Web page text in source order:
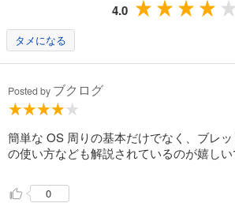
2-3 Raspberry Piを起動しよう
2-4 初期設定と動作確認を行おう
2-5 ネットワークを設定しよう
●第3章 デスクトップパソコンとして活用しよう
3-1 Raspberry Piとデスクトップパソコン
3-2 デスクトップOS ／サーバーOSの考え方
3-3 GUIの基本操作
3-4 フォルダとファイルの基本操作
3-5 アプリケーションを使いこなそう
3-6 Raspberry Pi OSの設定を変更しよう
●第4章 サーバーとして利用しよう
4.0
タメになる
Posted by ブクログ
簡単な OS 周りの基本だけでなく、ブレ
の使い方なども解説されているのが嬉しい
0